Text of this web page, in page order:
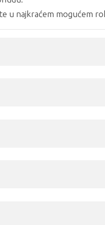
u najkraćem mogućem